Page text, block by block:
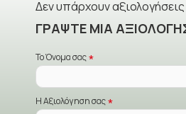
Δεν υπάρχουν
ΓΡΆΨΤΕ ΜΙΑ
Το Όνομα σας
Η Αξιολόγηση σας